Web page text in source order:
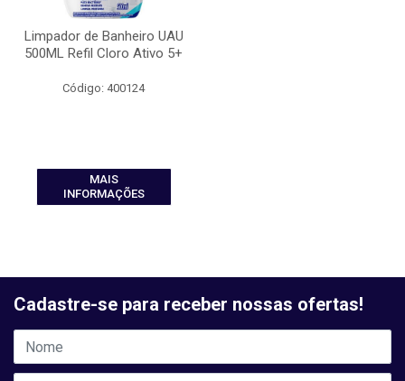
Limpador de Banheiro UAU
500ML Refil Cloro Ativo 5+
Código: 400124
MAIS
INFORMAÇÕES
Cadastre-se para receber nossas ofertas!